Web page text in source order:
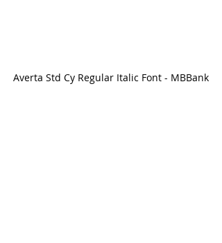
Averta Std Cy Regular Italic Font - MBBank